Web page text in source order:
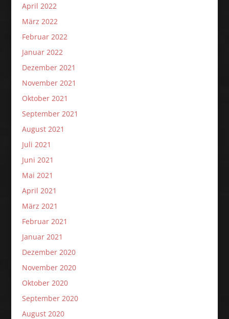
April 2022
März 2022
Februar 2022
Januar 2022
Dezember 2021
November 2021
Oktober 2021
September 2021
August 2021
Juli 2021
Juni 2021
Mai 2021
April 2021
März 2021
Februar 2021
Januar 2021
Dezember 2020
November 2020
Oktober 2020
September 2020
August 2020